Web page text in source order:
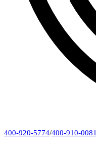
400-920-5774/400-910-0081